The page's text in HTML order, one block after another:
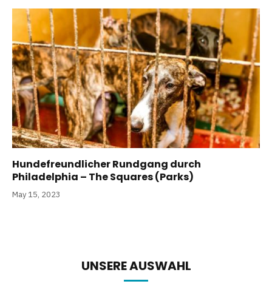
Hundefreundlicher Rundgang durch
Philadelphia – The Squares (Parks)
May 15, 2023
UNSERE AUSWAHL